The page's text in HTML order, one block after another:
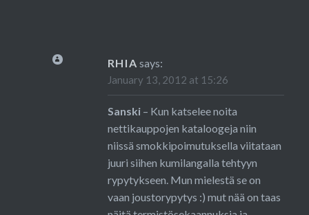
RHIA says:
January 13, 2012 at 15:26
Sanski– Kun katselee noita
nettikauppojen kataloogeja niin
niissä smokkipoimutuksella viitataan
juuri siihen kumilangalla tehtyyn
rypytykseen. Mun mielestä se on
vaan joustorypytys :) mut nää on taas